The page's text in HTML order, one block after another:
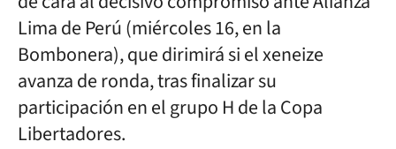
Lima de Perú (miércoles 16, en la
Bombonera), que dirimirá si el xeneize
avanza de ronda, tras finalizar su
participación en el grupo H de la Copa
Libertadores.